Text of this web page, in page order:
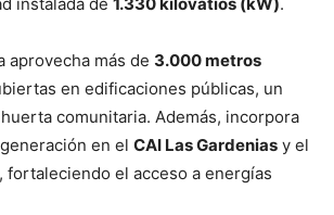
aprovecha más de 3.000 metros
en edificaciones públicas, un
comunitaria. Además, incorpora
en el CAI Las Gardenias y el
, fortaleciendo el acceso a energías